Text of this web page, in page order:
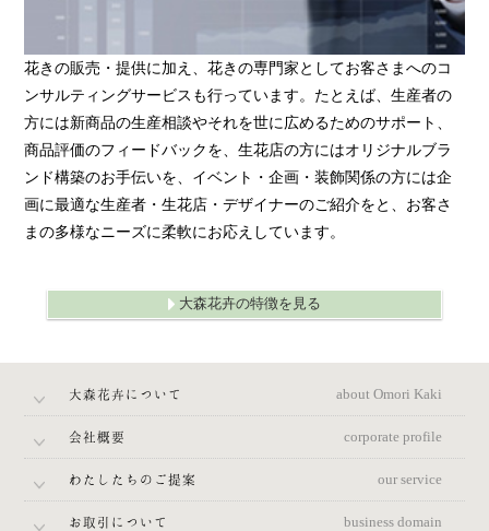
花きの販売・提供に加え、花きの専門家としてお客さまへのコ
ンサルティングサービスも行っています。たとえば、生産者の
方には新商品の生産相談やそれを世に広めるためのサポート、
商品評価のフィードバックを、生花店の方にはオリジナルブラ
ンド構築のお手伝いを、イベント・企画・装飾関係の方には企
画に最適な生産者・生花店・デザイナーのご紹介をと、お客さ
まの多様なニーズに柔軟にお応えしています。
大森花卉の特徴を見る
大森花卉について about Omori Kaki
会社概要 corporate profile
わたしたちのご提案 our service
お取引について business domain